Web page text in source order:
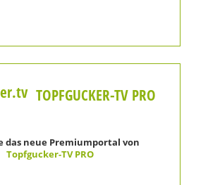
TOPFGUCKER-TV PRO
das neue Premiumportal von
Topfgucker-TV PRO